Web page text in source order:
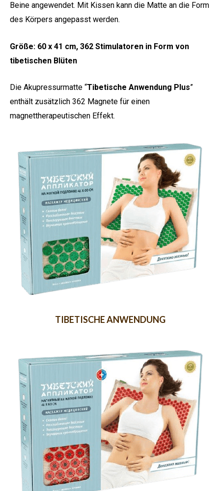
Beine angewendet. Mit Kissen kann die Matte an die Form
des Körpers angepasst werden.
Größe: 60 x 41 cm, 362 Stimulatoren in Form von
tibetischen Blüten
Die Akupressurmatte “Tibetische Anwendung Plus”
enthält zusätzlich 362 Magnete für einen
magnettherapeutischen Effekt.
TIBETISCHE ANWENDUNG